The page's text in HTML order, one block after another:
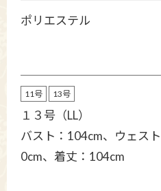
ポリエステル
11号 13号
１３号（LL）
バスト：104cm、ウェス
0cm、着丈：104cm